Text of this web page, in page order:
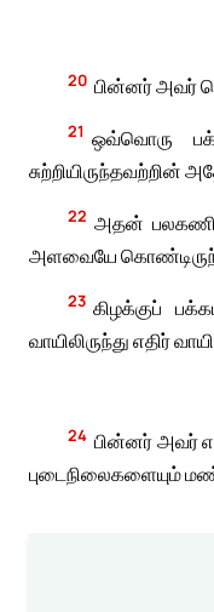
20 பின்னர் அவர்
21 ஒவ்வொரு
22 அதன்
அளவையே
23 கிழக்குப்
வாயிலிருந்து எதிர்
24 பின்னர் அவர்
புடைநிலைகளையும்